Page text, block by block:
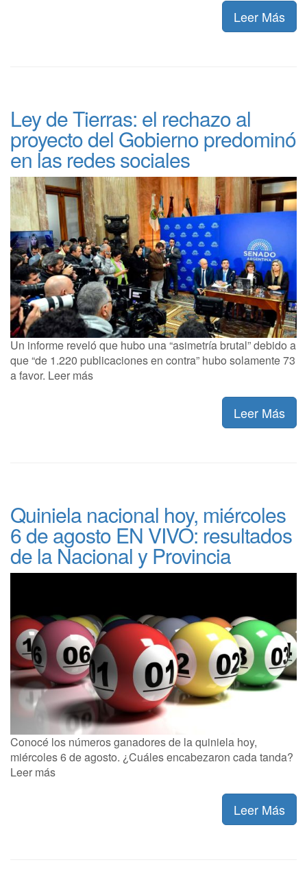
Leer Más
Ley de Tierras: el rechazo al
proyecto del Gobierno predominó
en las redes sociales
Un informe reveló que hubo una “asimetría brutal” debido a
que “de 1.220 publicaciones en contra” hubo solamente 73
a favor. Leer más
Leer Más
Quiniela nacional hoy, miércoles
6 de agosto EN VIVO: resultados
de la Nacional y Provincia
Conocé los números ganadores de la quiniela hoy,
miércoles 6 de agosto. ¿Cuáles encabezaron cada tanda?
Leer más
Leer Más